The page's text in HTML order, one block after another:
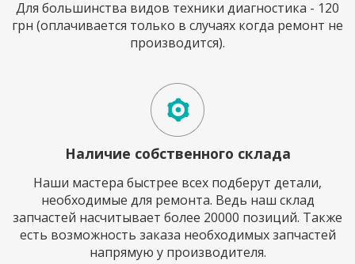
Для большинства видов техники диагностика - 120
грн (оплачивается только в случаях когда ремонт не
производится).
Наличие собственного склада
Наши мастера быстрее всех подберут детали,
необходимые для ремонта. Ведь наш склад
запчастей насчитывает более 20000 позиций. Также
есть возможность заказа необходимых запчастей
напрямую у производителя.